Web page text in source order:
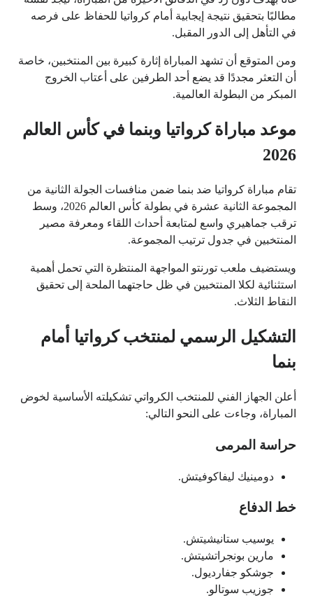
مطالبًا بتحقيق نتيجة إيجابية أمام كرواتيا للحفاظ على فرصه
في التأهل إلى الدور المقبل.
ومن المتوقع أن تشهد المباراة إثارة كبيرة بين المنتخبين، خاصة
أن التعثر مجددًا قد يضع أحد الطرفين على أعتاب الخروج
المبكر من البطولة العالمية.
موعد مباراة كرواتيا وبنما في كأس العالم
2026
تقام مباراة كرواتيا ضد بنما ضمن منافسات الجولة الثانية من
المجموعة الثانية عشرة في بطولة كأس العالم 2026، وسط
ترقب جماهيري واسع لمتابعة أحداث اللقاء ومعرفة مصير
المنتخبين في جدول ترتيب المجموعة.
ويستضيف ملعب تورنتو المواجهة المنتظرة التي تحمل أهمية
استثنائية لكلا المنتخبين في ظل حاجتهما الملحة إلى تحقيق
النقاط الثلاث.
التشكيل الرسمي لمنتخب كرواتيا أمام
بنما
أعلن الجهاز الفني للمنتخب الكرواتي تشكيلته الأساسية لخوض
المباراة، وجاءت على النحو التالي:
حراسة المرمى
دومينيك ليفاكوفيتش.
خط الدفاع
يوسيب ستانيشيتش.
مارين بونجراتشيتش.
جوشكو جفارديول.
جوزيب سوتالو.